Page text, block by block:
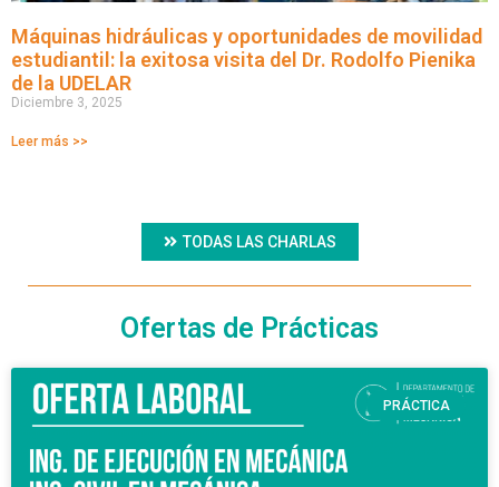
Máquinas hidráulicas y oportunidades de movilidad
estudiantil: la exitosa visita del Dr. Rodolfo Pienika
de la UDELAR
Diciembre 3, 2025
Leer más >>
TODAS LAS CHARLAS
Ofertas de Prácticas
PRÁCTICA